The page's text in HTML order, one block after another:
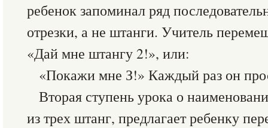
ребенок запоминал ряд
отрезки, а не штанги. Учитель
«Дай мне штангу 2!», или:
«Покажи мне З!» Каждый раз он
Вторая ступень урока о
из трех штанг, предлагает ребенку